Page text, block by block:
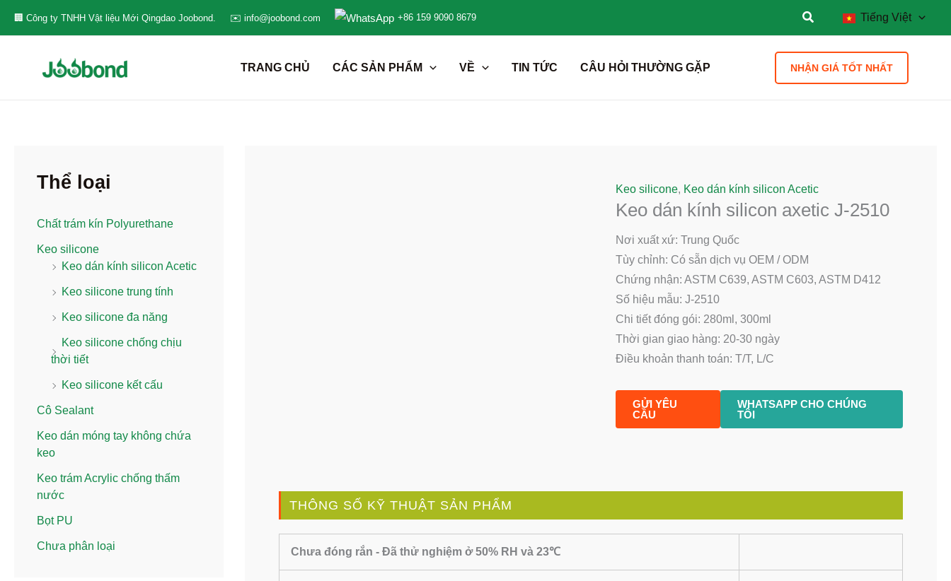
🏢 Công ty TNHH Vật liệu Mới Qingdao Joobond. ✉️ info@joobond.com +86 159 9090 8679 Tiếng Việt
TRANG CHỦ CÁC SẢN PHẨM VỀ TIN TỨC CÂU HỎI THƯỜNG GẶP NHẬN GIÁ TỐT NHẤT
Thể loại
Chất trám kín Polyurethane
Keo silicone
Keo dán kính silicon Acetic
Keo silicone trung tính
Keo silicone đa năng
Keo silicone chống chịu
thời tiết
Keo silicone kết cấu
Cô Sealant
Keo dán móng tay không chứa
keo
Keo trám Acrylic chống thấm
nước
Bọt PU
Chưa phân loại
Keo silicone, Keo dán kính silicon Acetic
Keo dán kính silicon axetic J-2510
Nơi xuất xứ: Trung Quốc
Tùy chỉnh: Có sẵn dịch vụ OEM / ODM
Chứng nhận: ASTM C639, ASTM C603, ASTM D412
Số hiệu mẫu: J-2510
Chi tiết đóng gói: 280ml, 300ml
Thời gian giao hàng: 20-30 ngày
Điều khoản thanh toán: T/T, L/C
GỬI YÊU
CẦU
WHATSAPP CHO CHÚNG
TÔI
THÔNG SỐ KỸ THUẬT SẢN PHẨM
Chưa đóng rắn - Đã thử nghiệm ở 50% RH và 23℃